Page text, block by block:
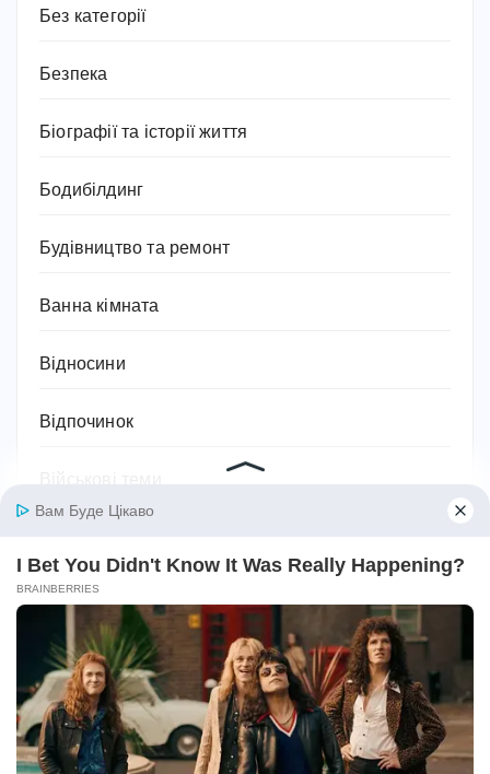
Без категорії
Безпека
Біографії та історії життя
Бодибілдинг
Будівництво та ремонт
Ванна кімната
Відносини
Відпочинок
Гороскоп
Гуманітарні науки
Дієти та схуднення
Дім